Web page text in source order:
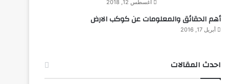
أغسطس 12, 2018
أهم الحقائق والمعلومات عن كوكب الارض
أبريل 17, 2016
احدث المقالات